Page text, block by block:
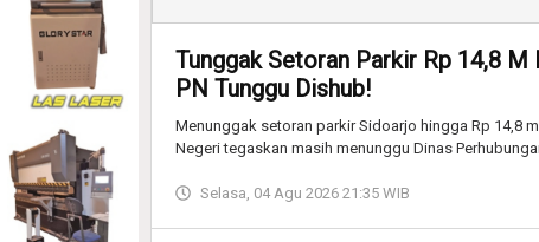
Tunggak Setoran Parkir Rp 14,8 M
PN Tunggu Dishub!
Menunggak setoran parkir Sidoarjo hingga Rp 14,8
Negeri tegaskan masih menunggu Dinas
Selasa, 04 Agu 2026 21:35 WIB